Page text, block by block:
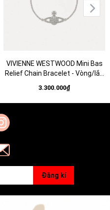
VIVIENNE WESTWOOD Mini Bas
Relief Chain Bracelet - Vòng/lắc
JEWELRY BRACELETS
3.300.000₫
Đăng kí